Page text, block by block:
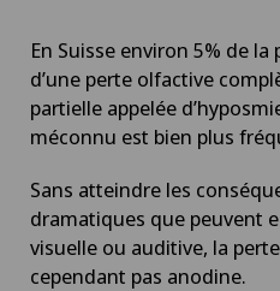
En Suisse environ 5% de
d’une perte olfactive
partielle appelée
méconnu est bien plus
Sans atteindre les
dramatiques que peuvent
visuelle ou auditive, la
cependant pas anodine.